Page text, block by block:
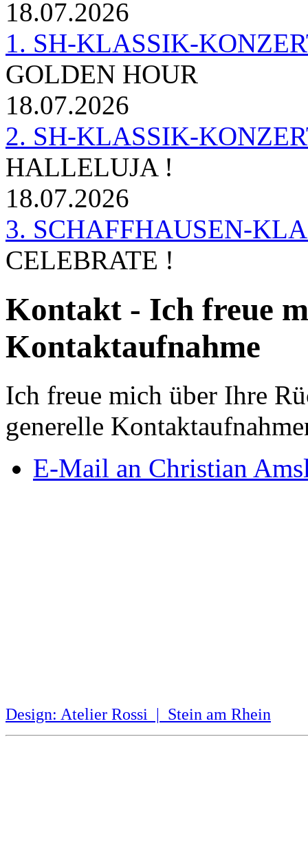
18.07.2026
1. SH-KLASSIK-
GOLDEN HOUR
18.07.2026
2. SH-KLASSIK-
HALLELUJA !
18.07.2026
3. SCHAFFHAUSEN-
CELEBRATE !
Kontakt - Ich freue
Kontaktaufnahme
Ich freue mich über Ihre
generelle
E-Mail an Christian
Design: Atelier Rossi | Stein am Rhein